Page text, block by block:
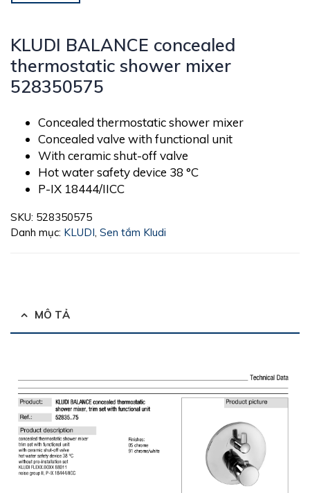
KLUDI BALANCE concealed
thermostatic shower mixer
528350575
Concealed thermostatic shower mixer
Concealed valve with functional unit
With ceramic shut-off valve
Hot water safety device 38 °C
P-IX 18444/IICC
SKU: 528350575
Danh mục: KLUDI Sen tắm Kludi
MÔ TẢ